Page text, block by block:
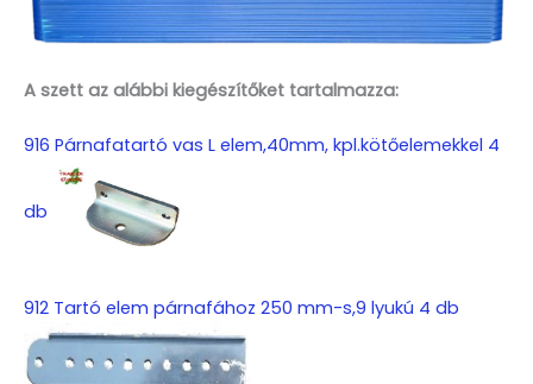
A szett az alábbi kiegészítőket tartalmazza:
916 Párnafatartó vas L elem,40mm, kpl.kötőelemekkel 4
db
912 Tartó elem párnafához 250 mm-s,9 lyukú 4 db